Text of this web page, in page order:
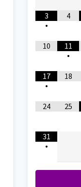
3
•
4
10
11
•
17
•
18
24 25
31
•